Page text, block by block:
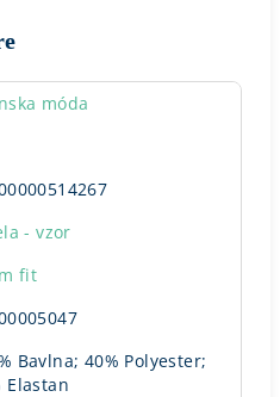
móda
- vzor
fit
Bavlna; 40% Polyester;
Elastan